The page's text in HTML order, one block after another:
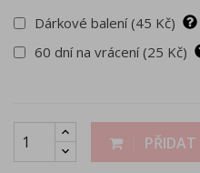
Dárkové balení (45 Kč)
60 dní na vrácení (25 Kč)